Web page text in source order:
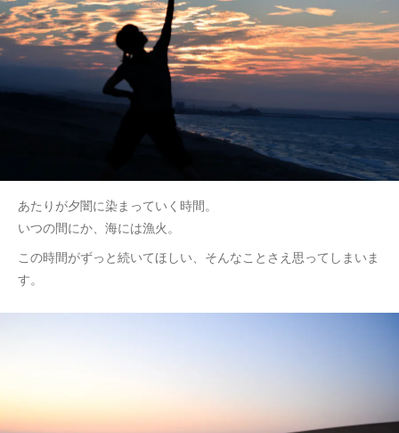
あたりが夕闇に染まっていく時間。
いつの間にか、海には漁火。
この時間がずっと続いてほしい、そんなことさえ思ってしまいま
す。